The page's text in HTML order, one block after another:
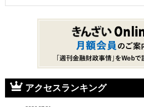
アクセスランキング